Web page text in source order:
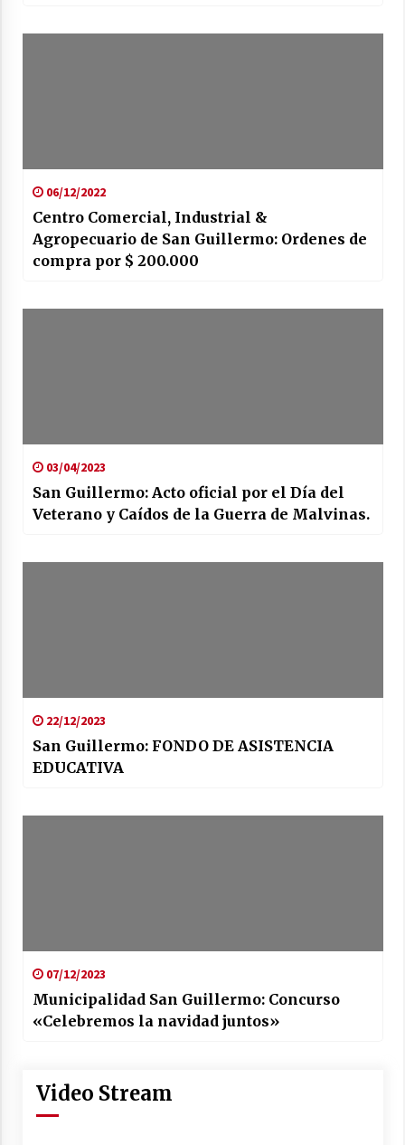
06/12/2022
Centro Comercial, Industrial &
Agropecuario de San Guillermo: Ordenes de
compra por $ 200.000
03/04/2023
San Guillermo: Acto oficial por el Día del
Veterano y Caídos de la Guerra de Malvinas.
22/12/2023
San Guillermo: FONDO DE ASISTENCIA
EDUCATIVA
07/12/2023
Municipalidad San Guillermo: Concurso
«Celebremos la navidad juntos»
Video Stream